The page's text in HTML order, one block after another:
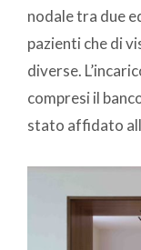
nodale tra due
pazienti che di
diverse.
compresi il
stato affidato